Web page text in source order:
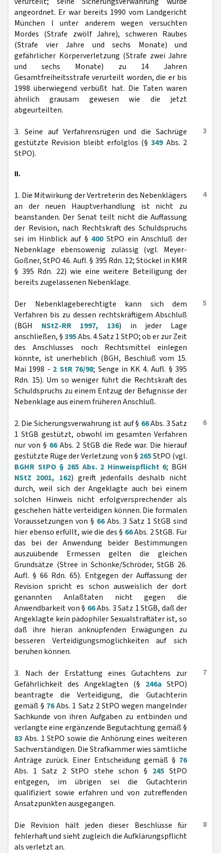
angeordnet. Er war bereits 1990 vom Landgericht
München I unter anderem wegen versuchten
Mordes (Strafe zwölf Jahre), schweren Raubes
(Strafe vier Jahre und sechs Monate) und
gefährlicher Körperverletzung (Strafe zwei Jahre
und sechs Monate) zu 14 Jahren
Gesamtfreiheitsstrafe verurteilt worden, die er bis
1998 überwiegend verbüßt hat. Die Taten waren
ähnlich grausam gewesen wie die jetzt
abgeurteilten.
3
3. Seine auf Verfahrensrügen und die Sachrüge
gestützte Revision bleibt erfolglos (§349Abs. 2
StPO).
II.
4
1. Die Mitwirkung der Vertreterin des Nebenklägers
an der neuen Hauptverhandlung ist nicht zu
beanstanden. Der Senat teilt nicht die Auffassung
der Revision, nach Rechtskraft des Schuldspruchs
sei im Hinblick auf §400StPO ein Anschluß der
Nebenklage ebensowenig zulässig (vgl. Meyer-
Goßner, StPO 46. Aufl. § 395 Rdn. 12; Stöckel in KMR
§ 395 Rdn. 22) wie eine weitere Beteiligung der
bereits zugelassenen Nebenklage.
5
Der Nebenklageberechtigte kann sich dem
Verfahren bis zu dessen rechtskräftigem Abschluß
(BGH NStZ-RR 1997, 136) in jeder Lage
anschließen, §395Abs. 4 Satz 1 StPO; ob er zur Zeit
des Anschlusses noch Rechtsmittel einlegen
könnte, ist unerheblich (BGH, Beschluß vom 15.
Mai 1998 - 2 StR 76/98; Senge in KK 4. Aufl. § 395
Rdn. 15). Um so weniger führt die Rechtskraft des
Schuldspruchs zu einem Entzug der Befugnisse der
Nebenklage aus einem früheren Anschluß.
6
2. Die Sicherungsverwahrung ist auf § 66Abs. 3 Satz
1 StGB gestützt, obwohl im gesamten Verfahren
nur von § 66Abs. 2 StGB die Rede war. Die hierauf
gestützte Rüge der Verletzung von § 265StPO (vgl.
BGHR StPO § 265 Abs. 2 Hinweispflicht 6; BGH
NStZ 2001, 162) greift jedenfalls deshalb nicht
durch, weil sich der Angeklagte auch bei einem
solchen Hinweis nicht erfolgversprechender als
geschehen hätte verteidigen können. Die formalen
Voraussetzungen von § 66Abs. 3 Satz 1 StGB sind
hier ebenso erfüllt, wie die des § 66Abs. 2 StGB. Für
das bei der Anwendung beider Bestimmungen
auszuübende Ermessen gelten die gleichen
Grundsätze (Stree in Schönke/Schröder, StGB 26.
Aufl. § 66 Rdn. 65). Entgegen der Auffassung der
Revision spricht es schon ausweislich der dort
genannten Anlaßtaten nicht gegen die
Anwendbarkeit von § 66Abs. 3 Satz 1 StGB, daß der
Angeklagte kein pädophiler Sexualstraftäter ist, so
daß ihre hieran anknüpfenden Erwägungen zu
besseren Verteidigungsmöglichkeiten auf sich
beruhen können.
7
3. Nach der Erstattung eines Gutachtens zur
Gefährlichkeit des Angeklagten (§ 246a StPO)
beantragte die Verteidigung, die Gutachterin
gemäß § 76Abs. 1 Satz 2 StPO wegen mangelnder
Sachkunde von ihren Aufgaben zu entbinden und
verlangte eine ergänzende Begutachtung gemäß §
83 Abs. 1 StPO sowie die Anhörung eines weiteren
Sachverständigen. Die Strafkammer wies sämtliche
Anträge zurück. Einer Entscheidung gemäß § 76
Abs. 1 Satz 2 StPO stehe schon § 245StPO
entgegen, im übrigen sei die Gutachterin
qualifiziert sowie erfahren und von zutreffenden
Ansatzpunkten ausgegangen.
8
Die Revision hält jeden dieser Beschlüsse für
fehlerhaft und sieht zugleich die Aufklärungspflicht
als verletzt an.